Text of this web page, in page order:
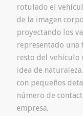
rotulado el
de la imagen
proyectando los
representado una
resto del vehículo
idea de
con pequeños
número de
empresa.